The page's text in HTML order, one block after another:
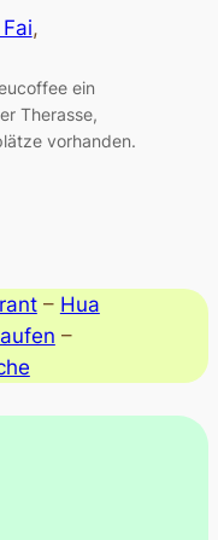
ein
Therasse,
vorhanden.
– Hua
–